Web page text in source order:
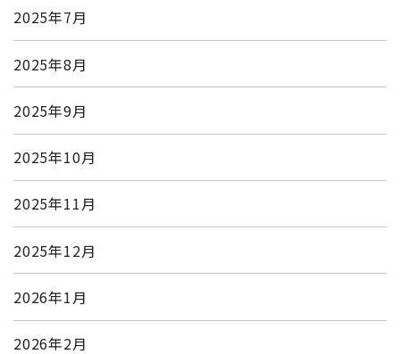
2025年7月
2025年8月
2025年9月
2025年10月
2025年11月
2025年12月
2026年1月
2026年2月